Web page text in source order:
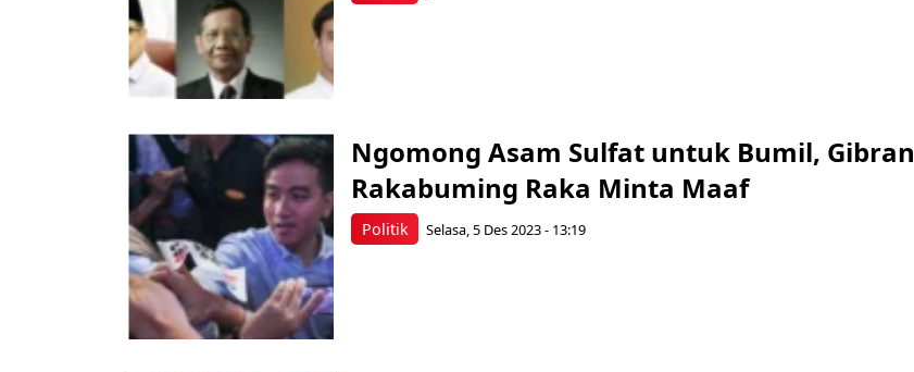
Politik
Ngomong Asam Sulfat untuk Bumil, Gibran
Rakabuming Raka Minta Maaf
Selasa, 5 Des 2023 - 13:19